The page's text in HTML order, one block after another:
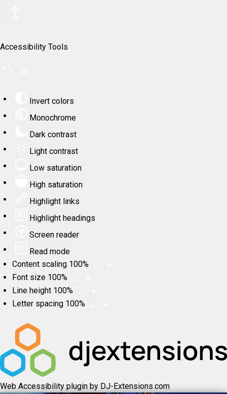
Accessibility Tools
Invert colors
Monochrome
Dark contrast
Light contrast
Low saturation
High saturation
Highlight links
Highlight headings
Screen reader
Read mode
Content scaling 100%
Font size 100%
Line height 100%
Letter spacing 100%
Web Accessibility plugin by DJ-Extensions.com